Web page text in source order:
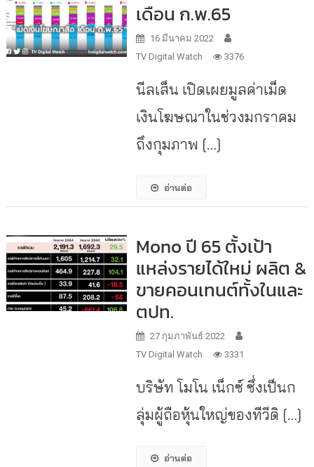
เดือน ก.พ.65
16 มีนาคม 2022
TV Digital Watch
3376
นีลเส็น เปิดเผยมูลค่าเม็ด
เงินโฆษณาในช่วงมกราคม
ถึงกุมภาพ […]
อ่านต่อ
Mono ปี 65 ตั้งเป้า
แหล่งรายได้ใหม่ ผลิต &
ขายคอนเทนต์ทั้งในและ
ตปท.
27 กุมภาพันธ์ 2022
TV Digital Watch
3331
บริษัท โมโน เน็กซ์ ซึ่งเป็นก
ลุ่มผู้ถือหุ้นใหญ่ของทีวีดิ […]
อ่านต่อ